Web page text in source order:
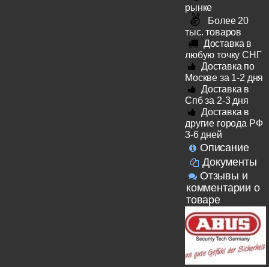
рынке
Более 20
тыс. товаров
Доставка в
любую точку СНГ
Доставка по
Москве за 1-2 дня
Доставка в
Спб за 2-3 дня
Доставка в
другие города РФ
3-6 дней
Описание
Документы
Отзывы и
комментарии о
товаре